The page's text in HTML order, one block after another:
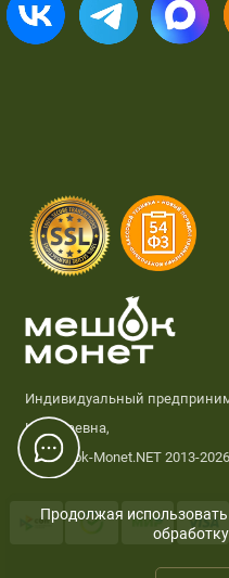
Индивидуальный
Николаевна,
© Meshok-Monet.NET 2013-
Продолжая
обработку